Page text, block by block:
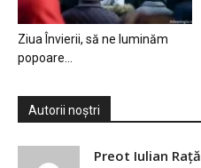
Ziua Învierii, să ne luminăm
popoare…
Autorii noștri
Preot Iulian Raţă